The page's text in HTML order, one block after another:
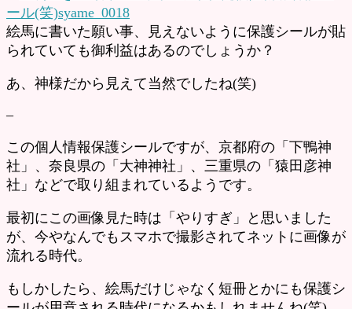
絵馬に書いた願い事、見えないように保護シールが貼
られていても御利益はあるのでしょうか？
あ、神様だから見えて当然でしたね(笑)
–
この個人情報保護シールですが、京都府の「下鴨神
社」、奈良県の「大神神社」、三重県の「猿田彦神
社」などで取り組まれているようです。
最初にこの画像見た時は「やりすぎ」と思いました
が、今やなんでもスマホで撮影されてネットに画像が
流れる時代。
もしかしたら、絵馬だけじゃなく短冊とかにも保護シ